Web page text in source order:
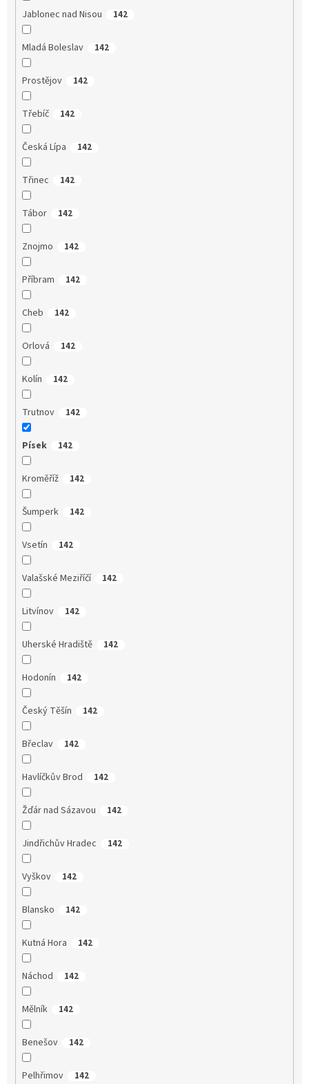
Jablonec nad Nisou 142
Mladá Boleslav 142
Prostějov 142
Třebíč 142
Česká Lípa 142
Třinec 142
Tábor 142
Znojmo 142
Příbram 142
Cheb 142
Orlová 142
Kolín 142
Trutnov 142
Písek 142
Kroměříž 142
Šumperk 142
Vsetín 142
Valašské Meziříčí 142
Litvínov 142
Uherské Hradiště 142
Hodonín 142
Český Těšín 142
Břeclav 142
Havlíčkův Brod 142
Žďár nad Sázavou 142
Jindřichův Hradec 142
Vyškov 142
Blansko 142
Kutná Hora 142
Náchod 142
Mělník 142
Benešov 142
Pelhřimov 142